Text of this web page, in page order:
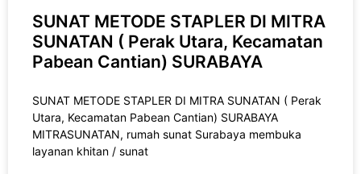
SUNAT METODE STAPLER DI MITRA
SUNATAN ( Perak Utara, Kecamatan
Pabean Cantian) SURABAYA
SUNAT METODE STAPLER DI MITRA SUNATAN ( Perak
Utara, Kecamatan Pabean Cantian) SURABAYA
MITRASUNATAN, rumah sunat Surabaya membuka
layanan khitan / sunat